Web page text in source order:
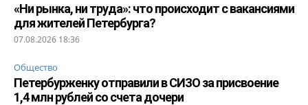
«Ни рынка, ни труда»: что происходит с вакансиями
для жителей Петербурга?
07.08.2026 18:36
Общество
Петербурженку отправили в СИЗО за присвоение
1,4 млн рублей со счета дочери